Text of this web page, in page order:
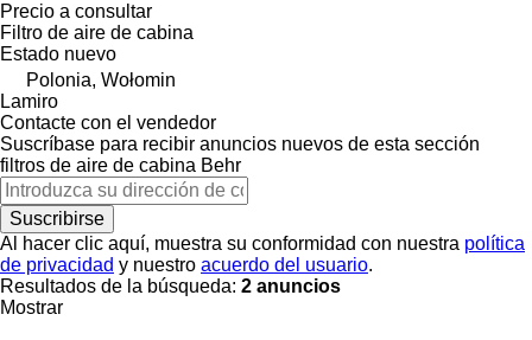
Precio a consultar
Filtro de aire de cabina
Estado nuevo
Polonia, Wołomin
Lamiro
Contacte con el vendedor
Suscríbase para recibir anuncios nuevos de esta sección
filtros de aire de cabina Behr
Suscribirse
Al hacer clic aquí, muestra su conformidad con nuestra política
de privacidad y nuestro acuerdo del usuario.
Resultados de la búsqueda: 2 anuncios
Mostrar